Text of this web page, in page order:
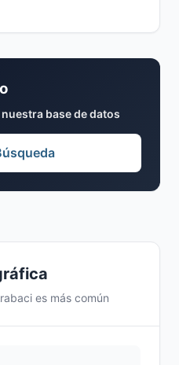
es más común
base de datos